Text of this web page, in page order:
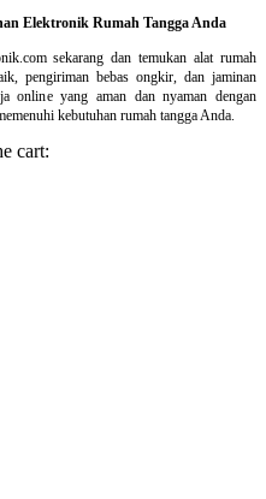
Elektronik Rumah Tangga Anda
sekarang dan temukan alat rumah
pengiriman bebas ongkir, dan jaminan
online yang aman dan nyaman dengan
kebutuhan rumah tangga Anda.
cart: